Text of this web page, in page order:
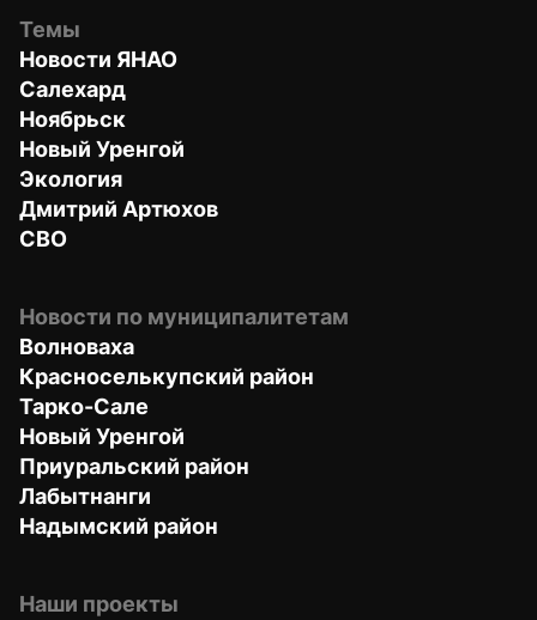
Темы
Новости ЯНАО
Салехард
Ноябрьск
Новый Уренгой
Экология
Дмитрий Артюхов
СВО
Новости по муниципалитетам
Волноваха
Красноселькупский район
Тарко-Сале
Новый Уренгой
Приуральский район
Лабытнанги
Надымский район
Наши проекты